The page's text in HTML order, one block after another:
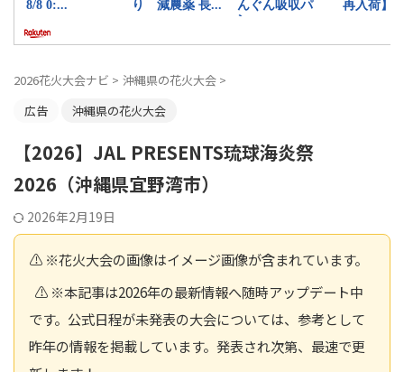
2026花火大会ナビ > 沖縄県の花火大会 >
広告
沖縄県の花火大会
【2026】JAL PRESENTS琉球海炎祭
2026（沖縄県宜野湾市）
2026年2月19日
⚠️ ※花火大会の画像はイメージ画像が含まれています。
⚠️ ※本記事は2026年の最新情報へ随時アップデート中
です。公式日程が未発表の大会については、参考として
昨年の情報を掲載しています。発表され次第、最速で更